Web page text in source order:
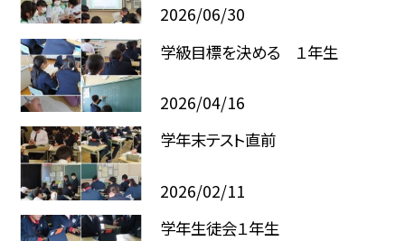
2026/06/30
学級目標を決める １年生
2026/04/16
学年末テスト直前
2026/02/11
学年生徒会１年生